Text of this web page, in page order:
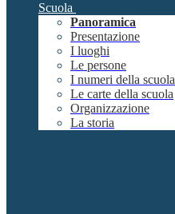
Scuola
Panoramica
Presentazione
I luoghi
Le persone
I numeri della scuola
Le carte della scuola
Organizzazione
La storia